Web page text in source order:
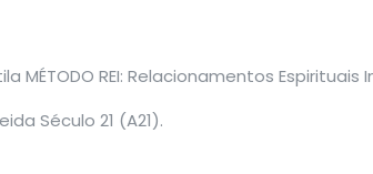
MÉTODO REI: Relacionamentos
Século 21 (A21).